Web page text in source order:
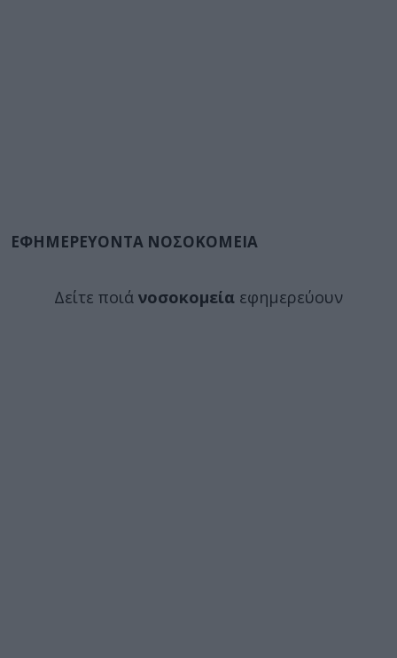
ΕΦΗΜΕΡΕΥΟΝΤΑ ΝΟΣΟΚΟΜΕΙΑ
Δείτε ποιά νοσοκομεία εφημερεύουν